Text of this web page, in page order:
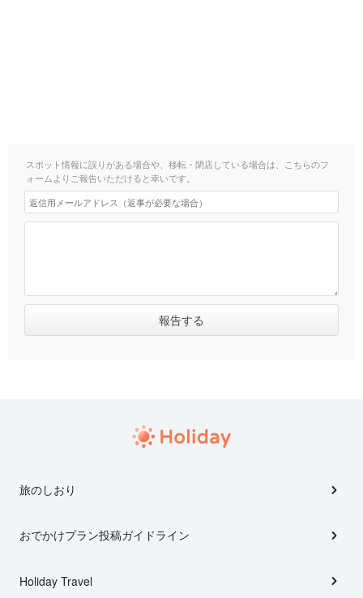
スポット情報に誤りがある場合や、移転・閉店している場合は、こちらのフ
ォームよりご報告いただけると幸いです。
旅のしおり
おでかけプラン投稿ガイドライン
Holiday Travel